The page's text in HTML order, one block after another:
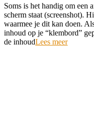
2022-
06-
10
Soms is het handig om een
scherm staat (screenshot).
waarmee je dit kan doen.
inhoud op je “klembord”
de inhoudLees meer